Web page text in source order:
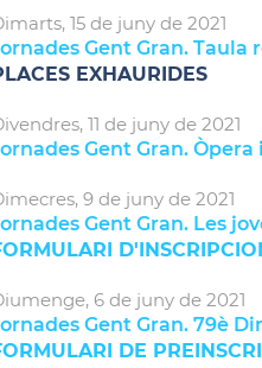
15 dejuny de2021
Gent Gran. Taula
EXHAURIDES
11 dejuny de2021
Gent Gran. Òpera
9 dejuny de2021
Gent Gran. Les
6 dejuny de2021
Gent Gran. 79è
DE